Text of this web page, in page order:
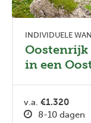
INDIVIDUELE
Oostenrijk
in een
v.a. €1.320
8-10 dagen